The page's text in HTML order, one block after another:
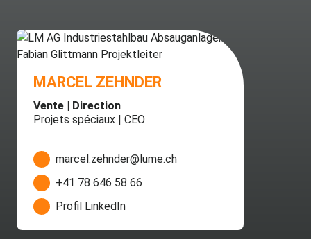
MARCEL ZEHNDER
Vente | Direction
Projets spéciaux | CEO
marcel.zehnder@lume.ch
+41 78 646 58 66
Profil LinkedIn